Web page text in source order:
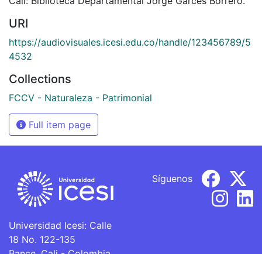
URI
https://audiovisuales.icesi.edu.co/handle/123456789/5
4532
Collections
FCCV - Naturaleza - Patrimonial
Full item page
Universidad Icesi: Calle
18 No. 122-135
Síguenos